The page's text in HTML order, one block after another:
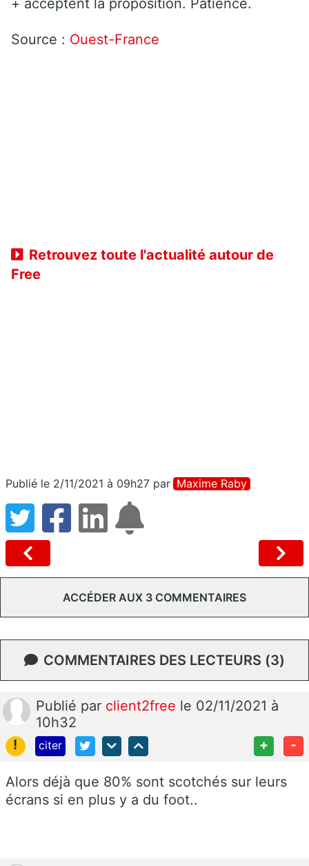
+ acceptent la proposition. Patience.
Source : Ouest-France
Retrouvez toute l'actualité autour de
Free
Publié le 2/11/2021 à 09h27 par Maxime Raby
ACCÉDER AUX 3 COMMENTAIRES
COMMENTAIRES DES LECTEURS (3)
Publié par client2free le 02/11/2021 à
10h32
!
citer + -
Alors déjà que 80% sont scotchés sur leurs
écrans si en plus y a du foot..